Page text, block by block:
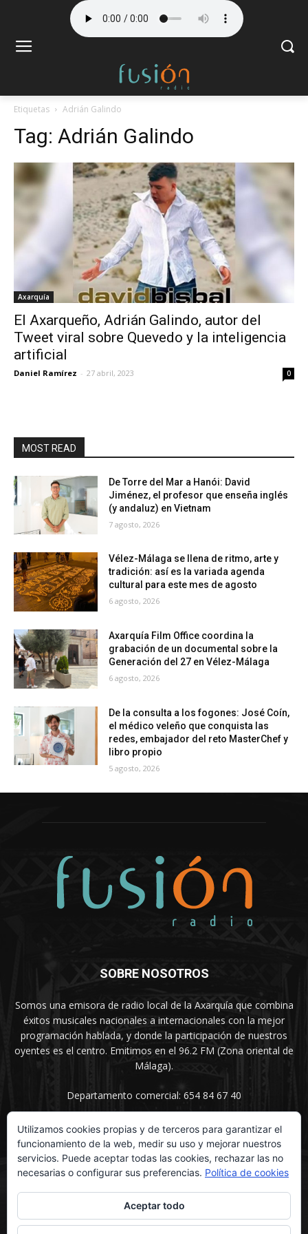
Etiquetas Adrián Galindo
Tag: Adrián Galindo
Axarquía
El Axarqueño, Adrián Galindo, autor del
Tweet viral sobre Quevedo y la inteligencia
artificial
Daniel Ramírez - 27 abril, 2023 0
MOST READ
De Torre del Mar a Hanói: David
Jiménez, el profesor que enseña inglés
(y andaluz) en Vietnam
7 agosto, 2026
Vélez-Málaga se llena de ritmo, arte y
tradición: así es la variada agenda
cultural para este mes de agosto
6 agosto, 2026
Axarquía Film Office coordina la
grabación de un documental sobre la
Generación del 27 en Vélez-Málaga
6 agosto, 2026
De la consulta a los fogones: José Coín,
el médico veleño que conquista las
redes, embajador del reto MasterChef y
libro propio
5 agosto, 2026
SOBRE NOSOTROS
Somos una emisora de radio local de la Axarquía que combina
éxitos musicales nacionales a internacionales con la mejor
programación hablada, y donde la participación de nuestros
oyentes es el centro. Emitimos en el 96.2 FM (Zona oriental de
Málaga).
Departamento comercial: 654 84 67 40
SÍGUENOS
Utilizamos cookies propias y de terceros para garantizar el
funcionamiento de la web, medir su uso y mejorar nuestros
servicios. Puede aceptar todas las cookies, rechazar las no
necesarias o configurar sus preferencias. Política de cookies
Aceptar todo